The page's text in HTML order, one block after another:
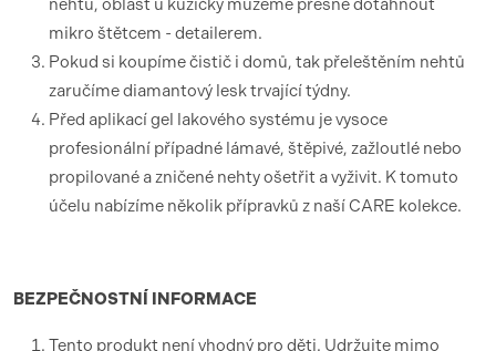
nehtu, oblast u kůžičky můžeme přesně dotáhnout
mikro štětcem - detailerem.
Pokud si koupíme čistič i domů, tak přeleštěním nehtů
zaručíme diamantový lesk trvající týdny.
Před aplikací gel lakového systému je vysoce
profesionální případné lámavé, štěpivé, zažloutlé nebo
propilované a zničené nehty ošetřit a vyživit. K tomuto
účelu nabízíme několik přípravků z naší CARE kolekce.
BEZPEČNOSTNÍ INFORMACE
Tento produkt není vhodný pro děti. Udržujte mimo